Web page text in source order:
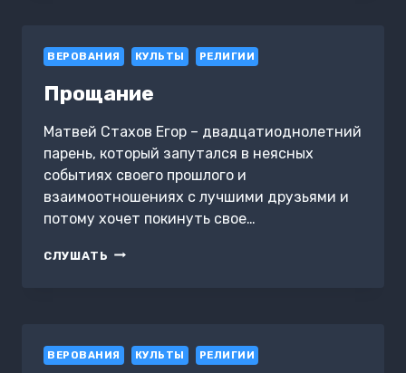
ВЕРОВАНИЯ КУЛЬТЫ РЕЛИГИИ
Прощание
Матвей Стахов Егор – двадцатиоднолетний
парень, который запутался в неясных
событиях своего прошлого и
взаимоотношениях с лучшими друзьями и
потому хочет покинуть свое…
СЛУШАТЬ ПРОЩАНИЕ
ВЕРОВАНИЯ КУЛЬТЫ РЕЛИГИИ